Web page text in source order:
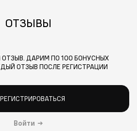
ОТЗЫВЫ
ОТЗЫВ. ДАРИМ ПО 100 БОНУСНЫХ
ОТЗЫВ ПОСЛЕ РЕГИСТРАЦИИ
Войти →